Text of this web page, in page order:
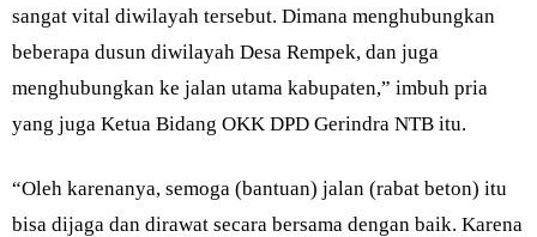
sangat vital diwilayah tersebut. Dimana menghubungkan
beberapa dusun diwilayah Desa Rempek, dan juga
menghubungkan ke jalan utama kabupaten,” imbuh pria
yang juga Ketua Bidang OKK DPD Gerindra NTB itu.
“Oleh karenanya, semoga (bantuan) jalan (rabat beton) itu
bisa dijaga dan dirawat secara bersama dengan baik. Karena